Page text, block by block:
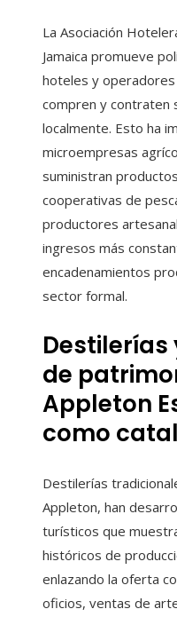
La Asociación
Jamaica promueve
hoteles y
compren y contraten
localmente. Esto ha
microempresas
suministran
cooperativas de
productores
ingresos más
encadenamientos
sector formal.
de
Appleton
como
Destilerías
Appleton, han
turísticos que
históricos de
enlazando la oferta
oficios, ventas de